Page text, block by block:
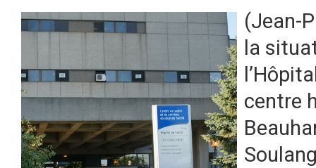
(Jean-
la
centre